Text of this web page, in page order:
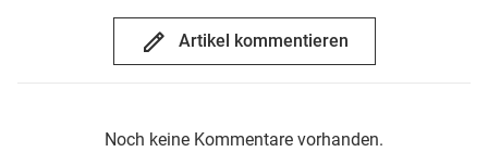
Artikel kommentieren
Noch keine Kommentare vorhanden.